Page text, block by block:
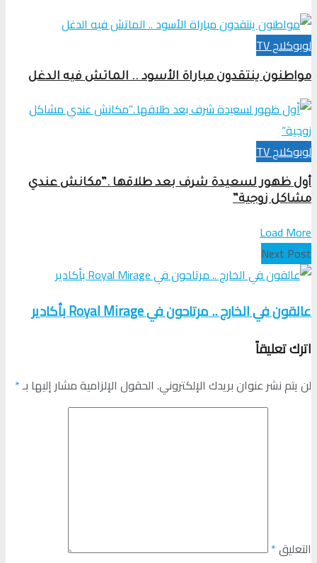
لوبوكلاج TV
مواطنون ينتقدون مباراة الأسود .. الماتش فيه الدغل
لوبوكلاج TV
أول ظهور لسعيدة شرف بعد طلاقها .”مكانش عندي
مشاكل زوجية”
Load More
Next Post
عالقون في الخارج .. مرتاحون في Royal Mirage بأكادير
اترك تعليقاً
لن يتم نشر عنوان بريدك الإلكتروني. الحقول الإلزامية مشار إليها بـ*
التعليق*